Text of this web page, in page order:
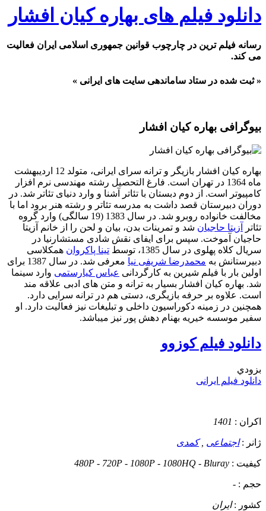
دانلود فیلم های بهاره کیان افشار
رسانه فیلم ترین در چارچوب قوانین جمهوری اسلامی ایران فعالیت
می کند.
« ثبت شده در ستاد ساماندهی سایت های ایرانی »
بیوگرافی بهاره کیان افشار
بهاره کیان افشار بازیگر و ترانه سرای ایرانی، متولد 12 اردیبهشت
ماه 1364 در تهران است. فارغ التحصیل رشته مهندسی نرم افزار
کامپیوتر است. از دوم دبستان با تئاتر آشنا و وارد دنیای تئاتر شد. در
دوران دبیرستان قصد داشت به مدرسه تئاتر و رشته هنر برود اما با
مخالفت خانواده روبرو شد. در سال 1383 (19 سالگی) وارد گروه
تئاتر
آزیتا حاجیان شد و تمرینات بدن، بیان و لحن را از خانم آزیتا
حاجیان آموخت. سپس برای ایفای نقش شادی مستشارنیا در
سریال کلاه پهلوی در سال 1385، توسط
تینا پاکروان همکلاسی
دبیرستانش به محمدرضا شریفی نیا
معرفی شد. در سال 1387 برای
اولین بار با فیلم شیرین به کارگردانی عباس کیارستمی وارد سینما
شد. بهاره کیان افشار بسیار به ترانه و متن های ادبی علاقه مند
است. علاوه بر حرفه بازیگری، دستی هم در ترانه سرایی دارد.
همچنین در زمینه دکوراسیون داخلی و تبلیغات نیز فعالیت دارد. او
سفیر موسسه خیریه بهنام دهش پور نیز میباشد.
دانلود فیلم کوزوو
بزودي
دانلود فیلم ایرانی
اکران : 1401
ژانر :اجتماعی ,کمدی
کیفیت : 480P - 720P - 1080P - 1080HQ - Bluray
حجم : -
کشور :ایران